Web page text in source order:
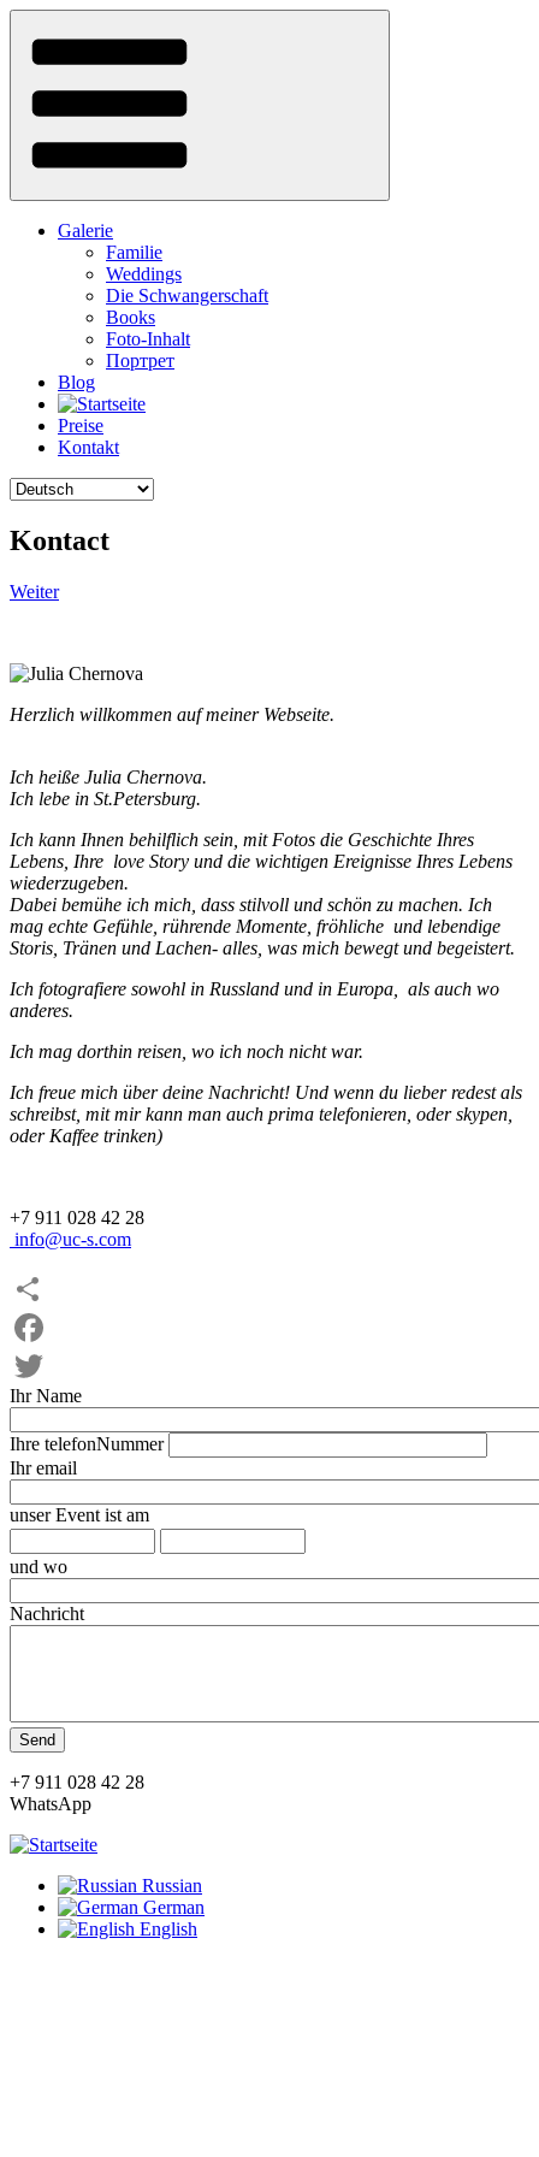
Direkt
zum
Inhalt
Galerie
Familie
Weddings
Die Schwangerschaft
Books
Foto-Inhalt
Портрет
Blog
Preise
Kontakt
Select
language
Kontact
Weiter
Herzlich willkommen auf meiner Webseite.
Ich heiße Julia Chernova.
Ich lebe in St.Petersburg.
Ich kann Ihnen behilflich sein, mit Fotos die Geschichte Ihres
Lebens, Ihre love Story und die wichtigen Ereignisse Ihres Lebens
wiederzugeben.
Dabei bemühe ich mich, dass stilvoll und schön zu machen. Ich
mag echte Gefühle, rührende Momente, fröhliche und lebendige
Storis, Tränen und Lachen- alles, was mich bewegt und begeistert.
Ich fotografiere sowohl in Russland und in Europa, als auch wo
anderes.
Ich mag dorthin reisen, wo ich noch nicht war.
Ich freue mich über deine Nachricht! Und wenn du lieber redest als
schreibst, mit mir kann man auch prima telefonieren, oder skypen,
oder Kaffee trinken)
+7 911 028 42 28
info@uc-s.com
Share
Facebook
Twitter
Ihr Name
Ihre telefonNummer
Ihr email
unser Event ist am
und wo
Nachricht
+7 911 028 42 28
WhatsApp
Russian
German
English